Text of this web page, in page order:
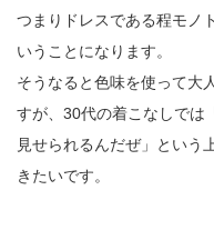
つまりドレスである程モノ
いうことになります。
そうなると色味を使って大
すが、30代の着こなしでは
見せられるんだぜ」という
きたいです。